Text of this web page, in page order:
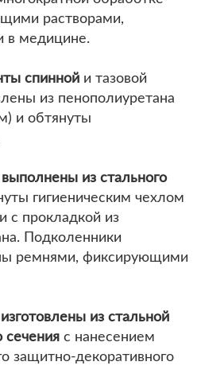
растворами,
в медицине.
спинной и тазовой
из пенополиуретана
и обтянуты
из стального
гигиеническим чехлом
с прокладкой из
Подколенники
ремнями, фиксирующими
из стальной
сечения с нанесением
защитно-декоративного